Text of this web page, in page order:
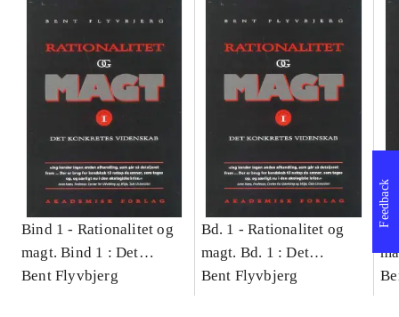
Bind 1 - Rationalitet og
magt. Bind 1 : Det
konkretes videnskab
Bent Flyvbjerg
Bd. 1 -Rationalitet og
magt. Bd. 1 : Det
konkretes videnskab
Bent Flyvbjerg
Feedback